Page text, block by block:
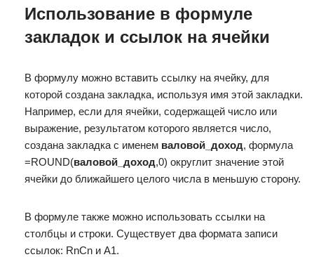
Использование в формуле
закладок и ссылок на ячейки
В формулу можно вставить ссылку на ячейку, для
которой создана закладка, используя имя этой закладки.
Например, если для ячейки, содержащей число или
выражение, результатом которого является число,
создана закладка с именем валовой_доход, формула
=ROUND(валовой_доход,0) округлит значение этой
ячейки до ближайшего целого числа в меньшую сторону.
В формуле также можно использовать ссылки на
столбцы и строки. Существует два формата записи
ссылок: RnCn и A1.